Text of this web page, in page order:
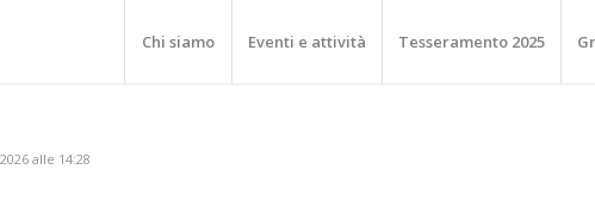
Chi siamo Eventi e attività Tesseramento 2025
alle 14:28